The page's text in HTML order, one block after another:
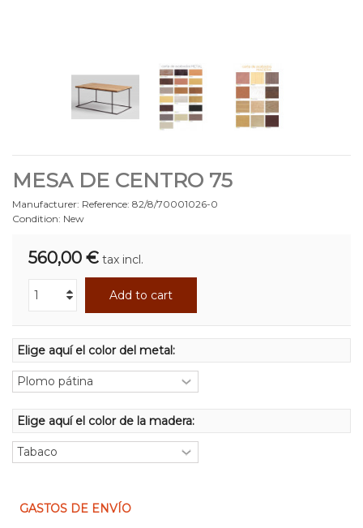
MESA DE CENTRO 75
Manufacturer: Reference: 82/8/70001026-0
Condition: New
560,00 € tax incl.
Add to cart
Elige aquí el color del metal:
Elige aquí el color de la madera:
GASTOS DE ENVÍO